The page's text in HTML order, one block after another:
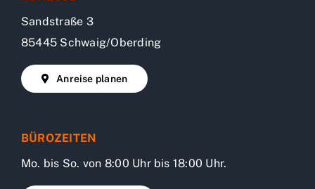
Sandstraße 3
85445 Schwaig/Oberding
Anreise planen
BÜROZEITEN
Mo. bis So. von 8:00 Uhr bis 18:00 Uhr.